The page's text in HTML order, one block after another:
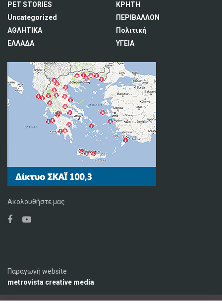
PET STORIES
Uncategorized
ΑΘΛΗΤΙΚΑ
ΕΛΛΑΔΑ
ΚΡΗΤΗ
ΠΕΡΙΒΑΛΛΟΝ
Πολιτική
ΥΓΕΙΑ
Ακολουθήστε μας
Παραγωγή website
metrovista creative media